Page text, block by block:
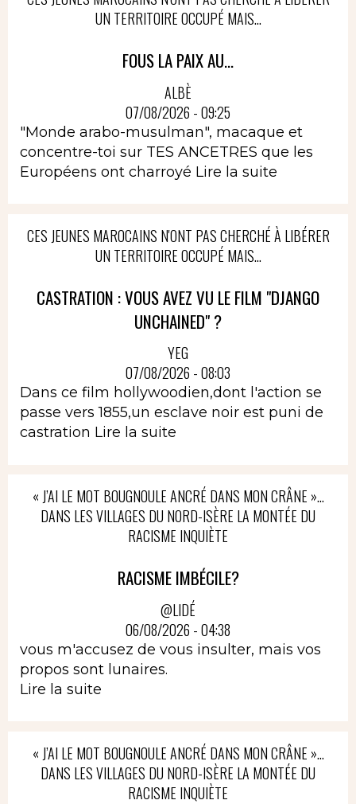
UN TERRITOIRE OCCUPÉ MAIS...
FOUS LA PAIX AU...
ALBÈ
07/08/2026 - 09:25
"Monde arabo-musulman", macaque et
concentre-toi sur TES ANCETRES que les
Européens ont charroyé Lire la suite
CES JEUNES MAROCAINS N'ONT PAS CHERCHÉ À LIBÉRER
UN TERRITOIRE OCCUPÉ MAIS...
CASTRATION : VOUS AVEZ VU LE FILM "DJANGO
UNCHAINED" ?
YEG
07/08/2026 - 08:03
Dans ce film hollywoodien,dont l'action se
passe vers 1855,un esclave noir est puni de
castration Lire la suite
« J’AI LE MOT BOUGNOULE ANCRÉ DANS MON CRÂNE »…
DANS LES VILLAGES DU NORD-ISÈRE LA MONTÉE DU
RACISME INQUIÈTE
RACISME IMBÉCILE?
@LIDÉ
06/08/2026 - 04:38
vous m'accusez de vous insulter, mais vos
propos sont lunaires.
Lire la suite
« J’AI LE MOT BOUGNOULE ANCRÉ DANS MON CRÂNE »…
DANS LES VILLAGES DU NORD-ISÈRE LA MONTÉE DU
RACISME INQUIÈTE